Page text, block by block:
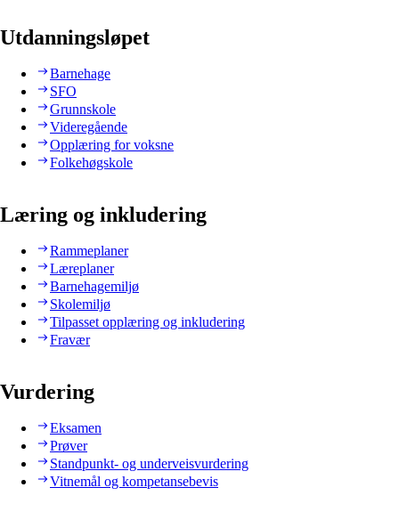
Utdanningsløpet
Barnehage
SFO
Grunnskole
Videregående
Opplæring for voksne
Folkehøgskole
Læring og inkludering
Rammeplaner
Læreplaner
Barnehagemiljø
Skolemiljø
Tilpasset opplæring og inkludering
Fravær
Vurdering
Eksamen
Prøver
Standpunkt- og underveisvurdering
Vitnemål og kompetansebevis